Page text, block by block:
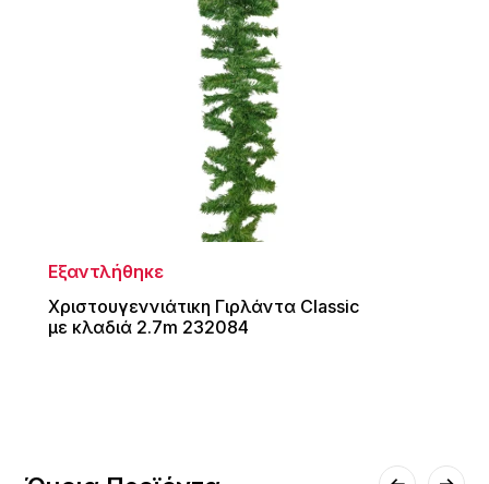
Εξαντλήθηκε
Χριστουγεννιάτικη Γιρλάντα Classic
με κλαδιά 2.7m 232084